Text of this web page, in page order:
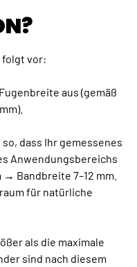
folgt vor:
aus (gemäß
dass Ihr gemessenes
Anwendungsbereichs
Bandbreite 7–12 mm.
für natürliche
als die maximale
sind nach diesem